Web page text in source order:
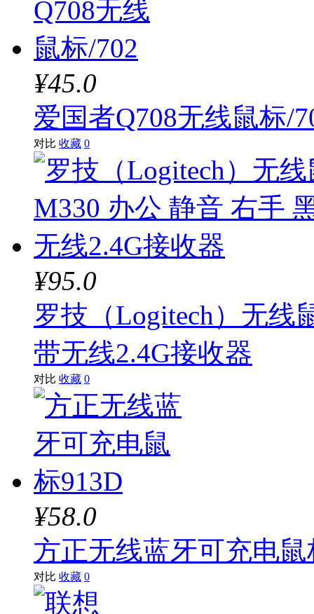
¥45.0
爱国者Q708无线鼠标/
对比 收藏 0
¥95.0
罗技（Logitech）无线
带无线2.4G接收器
对比 收藏 0
¥58.0
方正无线蓝牙可充电鼠
对比 收藏 0